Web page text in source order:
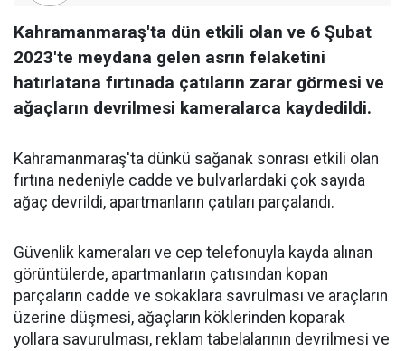
Kahramanmaraş'ta dün etkili olan ve 6 Şubat
2023'te meydana gelen asrın felaketini
hatırlatana fırtınada çatıların zarar görmesi ve
ağaçların devrilmesi kameralarca kaydedildi.
Kahramanmaraş'ta dünkü sağanak sonrası etkili olan
fırtına nedeniyle cadde ve bulvarlardaki çok sayıda
ağaç devrildi, apartmanların çatıları parçalandı.
Güvenlik kameraları ve cep telefonuyla kayda alınan
görüntülerde, apartmanların çatısından kopan
parçaların cadde ve sokaklara savrulması ve araçların
üzerine düşmesi, ağaçların köklerinden koparak
yollara savurulması, reklam tabelalarının devrilmesi ve